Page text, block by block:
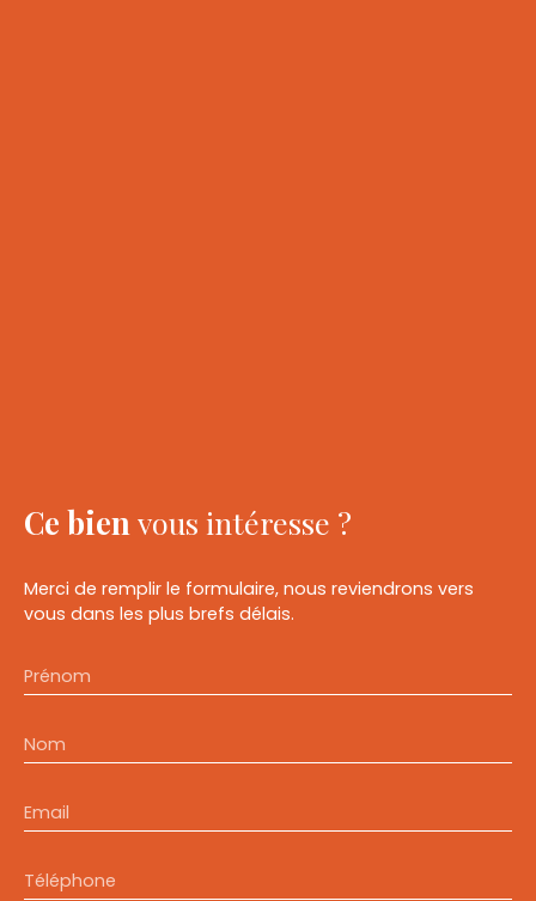
Ce bien vous intéresse ?
Merci de remplir le formulaire, nous reviendrons vers
vous dans les plus brefs délais.
Prénom
Nom
Email
Téléphone